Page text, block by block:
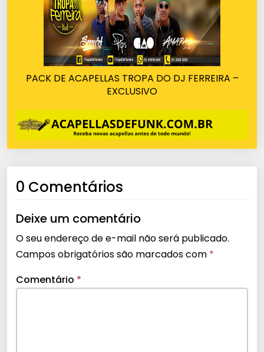
PACK DE ACAPELLAS TROPA DO DJ FERREIRA –
EXCLUSIVO
0 Comentários
Deixe um comentário
O seu endereço de e-mail não será publicado.
Campos obrigatórios são marcados com *
Comentário *